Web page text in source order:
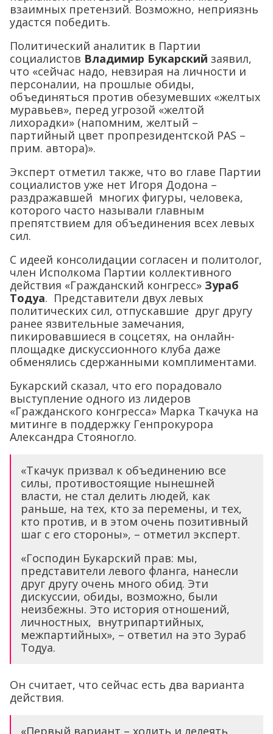
взаимных претензий. Возможно, неприязнь
удастся победить.
Политический аналитик в Партии
социалистов Владимир Букарский заявил,
что «сейчас надо, невзирая на личности и
персоналии, на прошлые обиды,
объединяться против обезумевших «желтых
муравьев», перед угрозой «желтой
лихорадки» (напомним, желтый –
партийный цвет пропрезидентской PAS –
прим. автора)».
Эксперт отметил также, что во главе Партии
социалистов уже нет Игоря Додона –
раздражавшей многих фигуры, человека,
которого часто называли главным
препятствием для объединения всех левых
сил.
C идеей консолидации согласен и политолог,
член Исполкома Партии коллективного
действия «Гражданский конгресс» Зураб
Тодуа. Представители двух левых
политических сил, отпускавшие друг другу
ранее язвительные замечания,
пикировавшиеся в соцсетях, на онлайн-
площадке дискуссионного клуба даже
обменялись сдержанными комплиментами.
Букарский сказал, что его порадовало
выступление одного из лидеров
«Гражданского конгресса» Марка Ткачука на
митинге в поддержку Генпрокурора
Александра Стояногло.
«Ткачук призвал к объединению все
силы, противостоящие нынешней
власти, не стал делить людей, как
раньше, на тех, кто за перемены, и тех,
кто против, и в этом очень позитивный
шаг с его стороны», – отметил эксперт.
«Господин Букарский прав: мы,
представители левого фланга, нанесли
друг другу очень много обид. Эти
дискуссии, обиды, возможно, были
неизбежны. Это история отношений,
личностных, внутрипартийных,
межпартийных», – ответил на это Зураб
Тодуа.
Он считает, что сейчас есть два варианта
действия.
«Первый вариант – холить и лелеять